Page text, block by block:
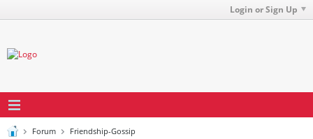
Login or Sign Up
Forum Friendship-Gossip